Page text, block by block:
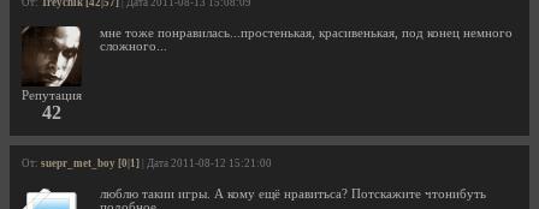
Репутация
42
мне тоже понравилась...простенькая, красивенькая, под конец немного
сложного...
От: suepr_met_boy [0|1] | Дата 2011-08-12 15:21:00
люблю такии игры. А кому ещё нравитьса? Потскажите чтонибуть